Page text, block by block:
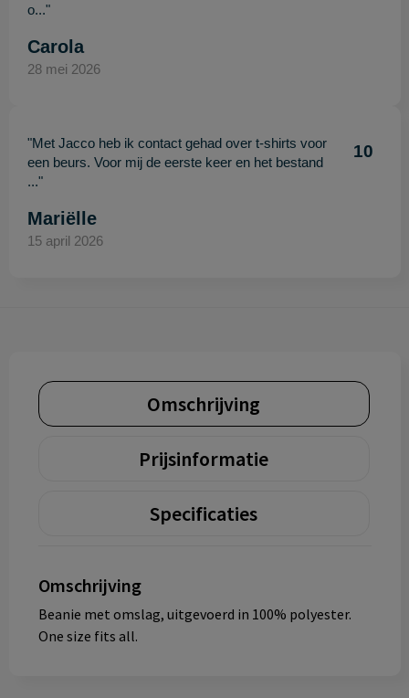
o..."
Carola
28 mei 2026
"Met Jacco heb ik contact gehad over t-shirts voor
een beurs. Voor mij de eerste keer en het bestand
..."
10
Mariëlle
15 april 2026
Omschrijving
Prijsinformatie
Specificaties
Omschrijving
Beanie met omslag, uitgevoerd in 100% polyester.
One size fits all.